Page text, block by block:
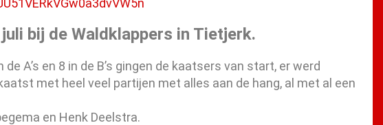
bij de Waldklappers in Tietjerk.
A’s en 8 in de B’s gingen de kaatsers van start, er werd
met heel veel partijen met alles aan de hang, al met al een
en Henk Deelstra.